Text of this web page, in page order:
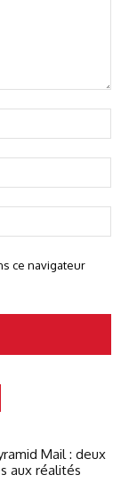
:*
:*
:
ce navigateur
Mail : deux
aux réalités